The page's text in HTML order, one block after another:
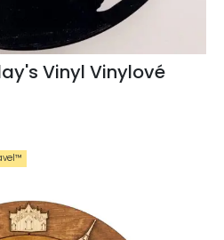
Vinyl Vinylové